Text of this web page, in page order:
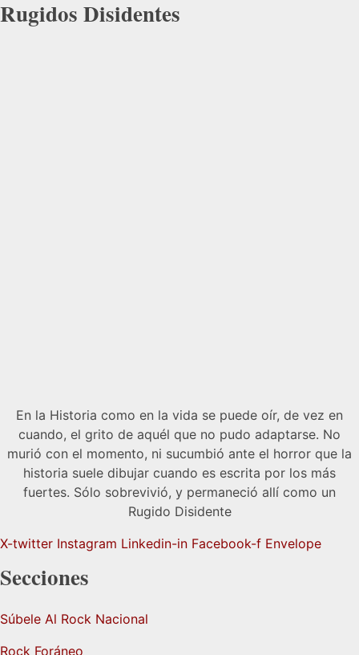
Rugidos Disidentes
En la Historia como en la vida se puede oír, de vez en
cuando, el grito de aquél que no pudo adaptarse. No
murió con el momento, ni sucumbió ante el horror que la
historia suele dibujar cuando es escrita por los más
fuertes. Sólo sobrevivió, y permaneció allí como un
Rugido Disidente
X-twitter Instagram Linkedin-in Facebook-f Envelope
Secciones
Súbele Al Rock Nacional
Rock Foráneo